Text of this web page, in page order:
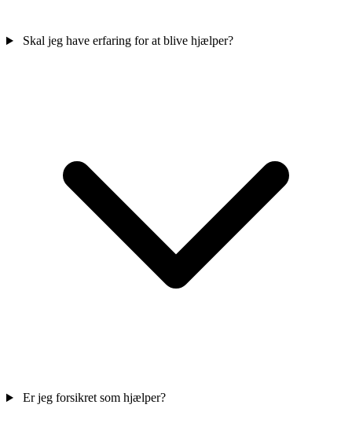
Skal jeg have erfaring for at blive hjælper?
Er jeg forsikret som hjælper?